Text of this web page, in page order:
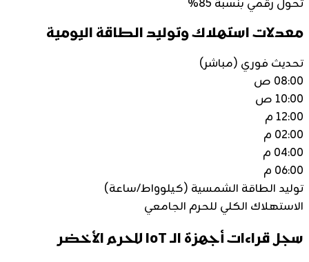
تحول رقمي بنسبة 85%
معدلات استهلاك وتوليد الطاقة اليومية
تحديث فوري (مباشر)
08:00 ص
10:00 ص
12:00 م
02:00 م
04:00 م
06:00 م
توليد الطاقة الشمسية (كيلوواط/ساعة)
الاستهلاك الكلي للحرم الجامعي
سجل قراءات أجهزة الـ IoT للحرم الأخضر